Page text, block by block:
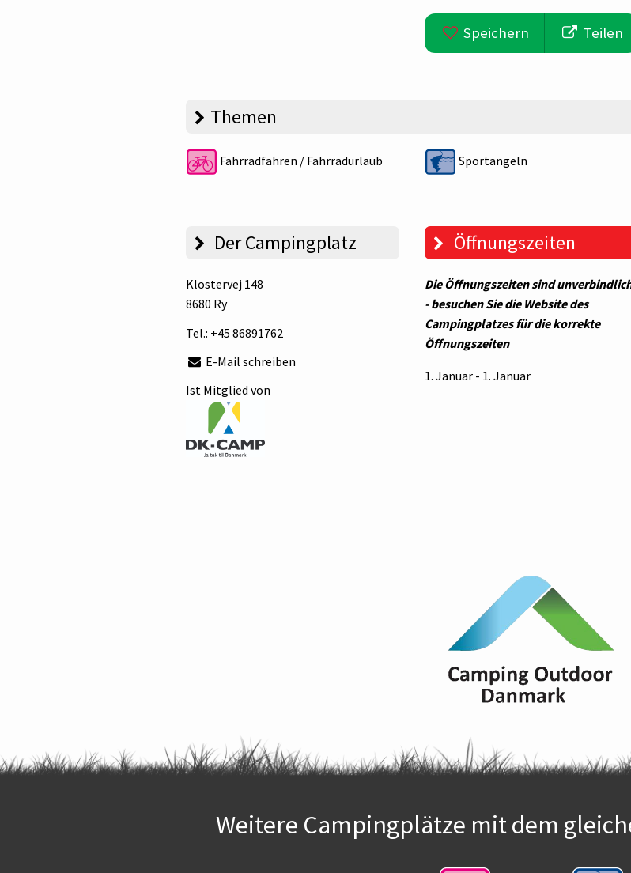
Speichern Teilen
Themen
Fahrradfahren / Fahrradurlaub Sportangeln
Der Campingplatz
Klostervej 148
8680 Ry
Tel.: +45 86891762
E-Mail schreiben
Ist Mitglied von
Öffnungszeiten
Die Öffnungszeiten sind
- besuchen Sie die Website des
Campingplatzes für die korrekte
Öffnungszeiten
1. Januar - 1. Januar
Weitere Campingplätze mit dem